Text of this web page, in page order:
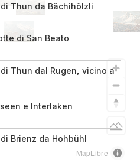
Thun da Bächihölzli
di San Beato
Thun dal Rugen, vicino a
e Interlaken
Brienz da Hohbühl
MapLibre